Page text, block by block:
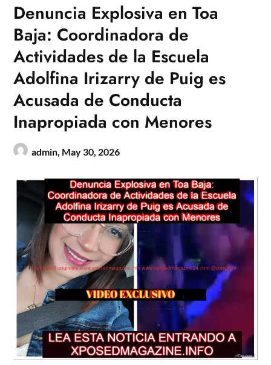
Denuncia Explosiva en Toa
Baja: Coordinadora de
Actividades de la Escuela
Adolfina Irizarry de Puig es
Acusada de Conducta
Inapropiada con Menores
admin, May 30, 2026